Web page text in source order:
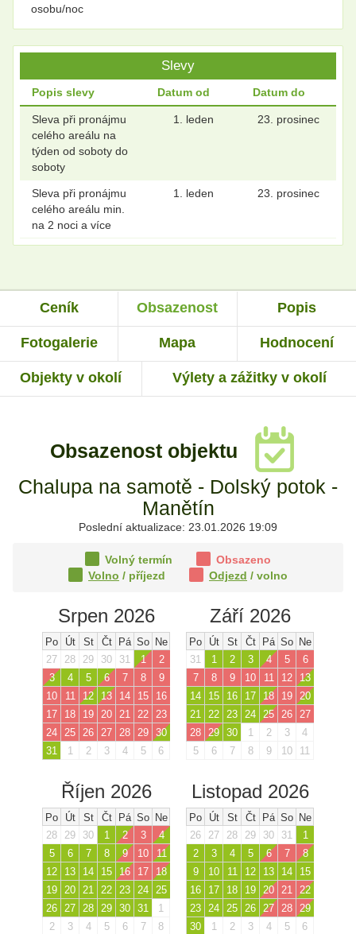
osobu/noc
Slevy
Popis slevy Datum od Datum do
Sleva při pronájmu
celého areálu na
týden od soboty do
soboty
1. leden 23. prosinec
Sleva při pronájmu
celého areálu min.
na 2 noci a více
1. leden 23. prosinec
Ceník Obsazenost Popis
Fotogalerie Mapa Hodnocení
Objekty v okolí Výlety a zážitky v okolí
Obsazenost objektu
Chalupa na samotě - Dolský potok -
Manětín
Poslední aktualizace: 23.01.2026 19:09
Volný termín
Obsazeno
Volno / příjezd Odjezd / volno
Srpen 2026
Po Út St Čt Pá So Ne
27
28 29 30 31 1
2
3
4 5 6 7 8
9
10
11 12 13 14 15
16
17
18 19 20 21 22
23
24
25 26 27 28 29 30
31
1 2 3 4 5 6
Září 2026
Po Út St Čt Pá So Ne
31
1 2 3 4 5
6
7
8 9 10 11 12
13
14
15 16 17 18 19
20
21
22 23 24 25 26
27
28
29 30 1 2 3
4
5
6 7 8 9 10 11
Říjen 2026
Po Út St Čt Pá So Ne
28
29 30 1 2 3
4
5
6 7 8 9 10
11
12
13 14 15 16 17
18
19 20 21 22 23 24 25
26 27 28 29 30 31
1
2
3 4 5 6 7 8
Listopad 2026
Po Út St Čt Pá So Ne
26
27 28 29 30 31
1
2
3 4 5 6 7
8
9
10 11 12 13 14
15
16
17 18 19 20 21 22
23 24 25 26 27 28 29
30
1 2 3 4 5 6